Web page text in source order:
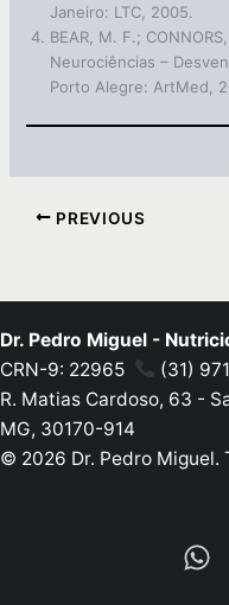
Janeiro: LTC, 2005.
BEAR, M. F.;
Neurociências –
Porto Alegre: ArtMed,
PREVIOUS
Dr. Pedro Miguel -
CRN-9: 22965
(31)
R. Matias Cardoso, 63 -
MG, 30170-914
© 2026 Dr. Pedro Miguel.